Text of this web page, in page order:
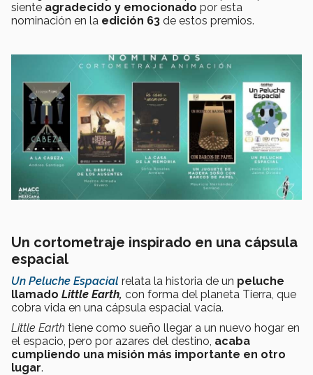
siente agradecido y emocionado por esta
nominación en la edición 63 de estos premios.
Un cortometraje inspirado en una cápsula
espacial
Un Peluche Espacial relata la historia de un peluche
llamado Little Earth, con forma del planeta Tierra, que
cobra vida en una cápsula espacial vacía.
Little Earth tiene como sueño llegar a un nuevo hogar en
el espacio, pero por azares del destino, acaba
cumpliendo una misión más importante en otro
lugar.